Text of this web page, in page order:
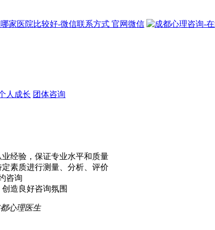
官网微信
人成长 团体咨询
经验，保证专业水平和质量
素质进行测量、分析、评价
咨询
造良好咨询氛围
心理医生